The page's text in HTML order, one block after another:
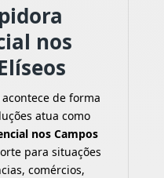
nos
de forma
atua como
nos Campos
para situações
comércios,